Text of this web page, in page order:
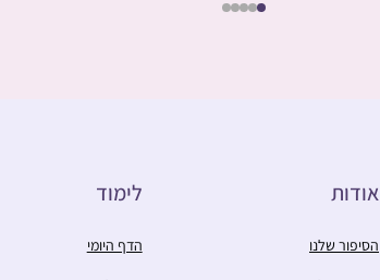
אודות
הסיפור שלנו
לימוד
הדף היומי